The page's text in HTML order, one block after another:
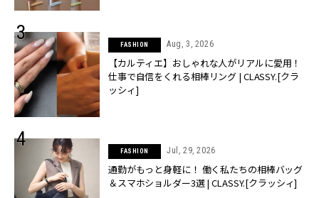
FASHION Aug, 3, 2026
【カルティエ】おしゃれな人がリアルに愛用！
仕事で自信をくれる相棒リング | CLASSY.[クラ
ッシィ]
FASHION Jul, 29, 2026
通勤がもっと身軽に！ 働く私たちの相棒バッグ
＆スマホショルダー3選 | CLASSY.[クラッシィ]